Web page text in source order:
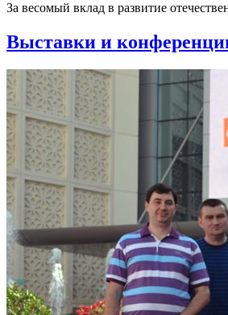
За весомый вклад в развитие
Выставки и